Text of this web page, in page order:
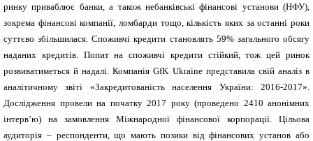
ринку приваблює банки, а також небанківські фінансові установи (НФУ),
зокрема фінансові компанії, ломбарди тощо, кількість яких за останні роки
суттєво збільшилася. Споживчі кредити становлять 59% загального обсягу
наданих кредитів. Попит на споживчі кредити стійкий, тож цей ринок
розвиватиметься й надалі. Компанія GfK Ukraine представила свій аналіз в
аналітичному звіті «Закредитованість населення України: 2016-2017».
Дослідження провели на початку 2017 року (проведено 2410 анонімних
інтерв’ю) на замовлення Міжнародної фінансової корпорації. Цільова
аудиторія – респонденти, що мають позики від фінансових установ або